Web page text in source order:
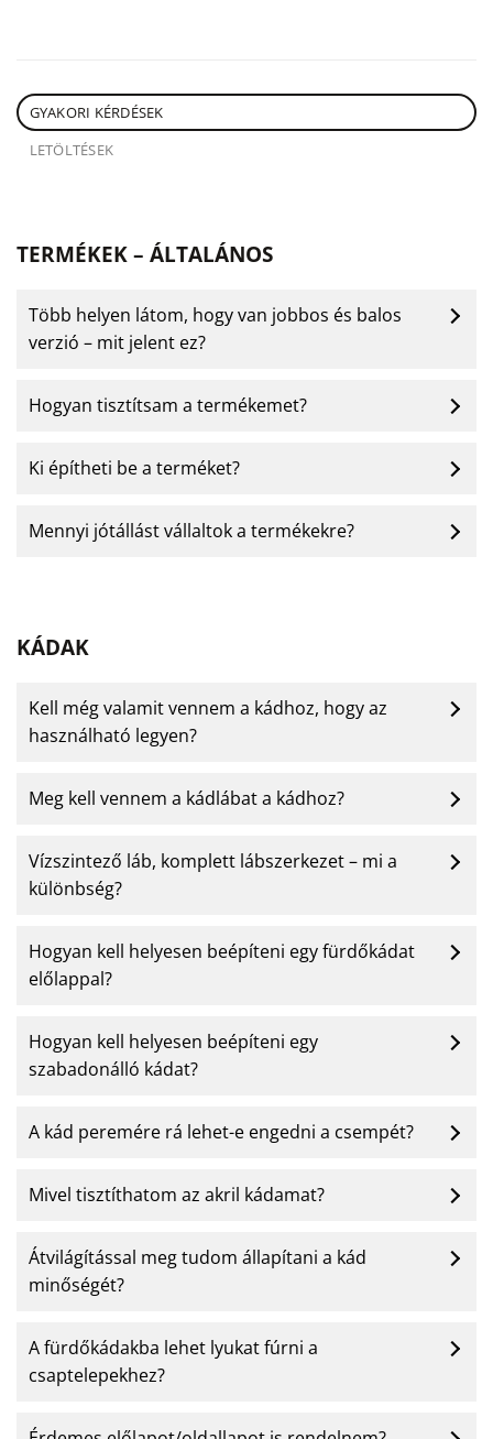
GYAKORI KÉRDÉSEK
LETÖLTÉSEK
TERMÉKEK – ÁLTALÁNOS
Több helyen látom, hogy van jobbos és balos
verzió – mit jelent ez?
Hogyan tisztítsam a termékemet?
Ki építheti be a terméket?
Mennyi jótállást vállaltok a termékekre?
KÁDAK
Kell még valamit vennem a kádhoz, hogy az
használható legyen?
Meg kell vennem a kádlábat a kádhoz?
Vízszintező láb, komplett lábszerkezet – mi a
különbség?
Hogyan kell helyesen beépíteni egy fürdőkádat
előlappal?
Hogyan kell helyesen beépíteni egy
szabadonálló kádat?
A kád peremére rá lehet-e engedni a csempét?
Mivel tisztíthatom az akril kádamat?
Átvilágítással meg tudom állapítani a kád
minőségét?
A fürdőkádakba lehet lyukat fúrni a
csaptelepekhez?